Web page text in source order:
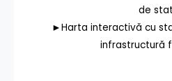
de stat
►Harta interactivă cu
infrastructură